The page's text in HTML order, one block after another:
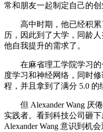
常和朋友一起制定自己的创
高中时期，他已经积累
历，因此到了大学，同龄
他自我提升的需求了。
在麻省理工学院学习的
度学习和神经网络，同时
程，并且拿到了满分 5.0 的
但 Alexander Wang 厌
实践者。看到科技公司砸
Alexander Wang 意识到机